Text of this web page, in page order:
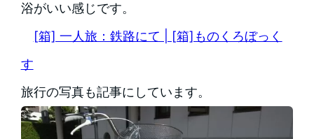
浴がいい感じです。
[箱] 一人旅：鉄路にて | [箱]ものくろぼっく
す
旅行の写真も記事にしています。